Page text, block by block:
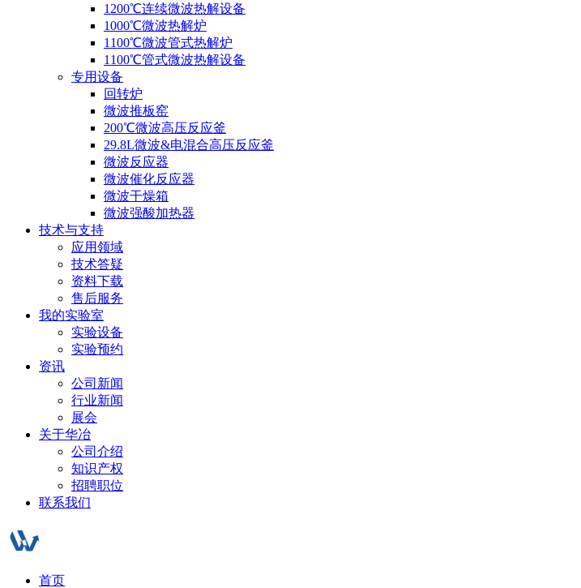
1200℃连续微波热解设备
1000℃微波热解炉
1100℃微波管式热解炉
1100℃管式微波热解设备
专用设备
回转炉
微波推板窑
200℃微波高压反应釜
29.8L微波&电混合高压反应釜
微波反应器
微波催化反应器
微波干燥箱
微波强酸加热器
技术与支持
应用领域
技术答疑
资料下载
售后服务
我的实验室
实验设备
实验预约
资讯
公司新闻
行业新闻
展会
关于华冶
公司介绍
知识产权
招聘职位
联系我们
首页